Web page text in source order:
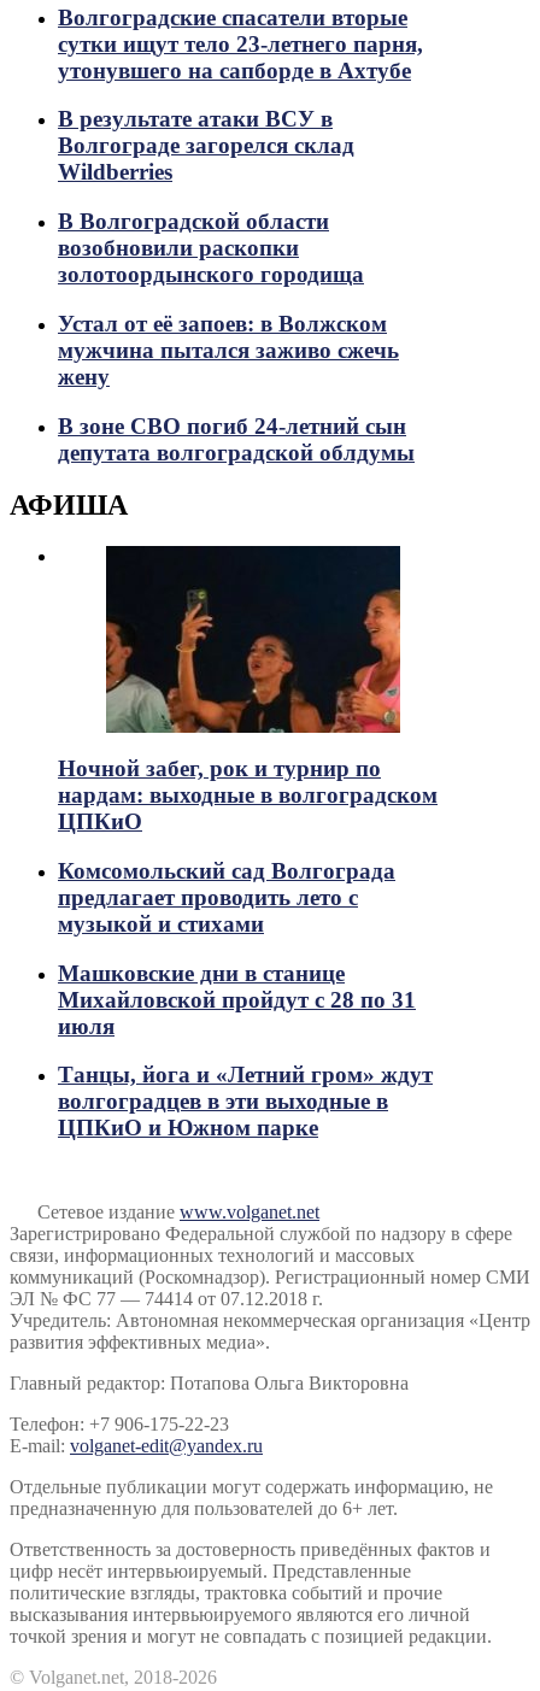
Волгоградские спасатели вторые
сутки ищут тело 23-летнего парня,
утонувшего на сапборде в Ахтубе
В результате атаки ВСУ в
Волгограде загорелся склад
Wildberries
В Волгоградской области
возобновили раскопки
золотоордынского городища
Устал от её запоев: в Волжском
мужчина пытался заживо сжечь
жену
В зоне СВО погиб 24-летний сын
депутата волгоградской облдумы
АФИША
Ночной забег, рок и турнир по
нардам: выходные в волгоградском
ЦПКиО
Комсомольский сад Волгограда
предлагает проводить лето с
музыкой и стихами
Машковские дни в станице
Михайловской пройдут с 28 по 31
июля
Танцы, йога и «Летний гром» ждут
волгоградцев в эти выходные в
ЦПКиО и Южном парке
Сетевое издание www.volganet.net
Зарегистрировано Федеральной службой по надзору в сфере
связи, информационных технологий и массовых
коммуникаций (Роскомнадзор). Регистрационный номер СМИ
ЭЛ № ФС 77 — 74414 от 07.12.2018 г.
Учредитель: Автономная некоммерческая организация «Центр
развития эффективных медиа».
Главный редактор: Потапова Ольга Викторовна
Телефон: +7 906-175-22-23
E-mail: volganet-edit@yandex.ru
Отдельные публикации могут содержать информацию, не
предназначенную для пользователей до 6+ лет.
Ответственность за достоверность приведённых фактов и
цифр несёт интервьюируемый. Представленные
политические взгляды, трактовка событий и прочие
высказывания интервьюируемого являются его личной
точкой зрения и могут не совпадать с позицией редакции.
© Volganet.net, 2018-2026